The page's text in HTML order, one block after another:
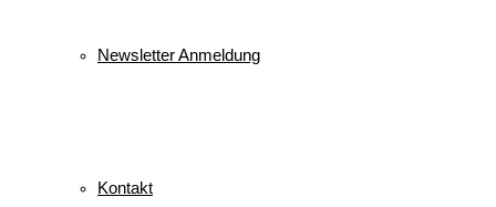
Newsletter Anmeldung
Kontakt